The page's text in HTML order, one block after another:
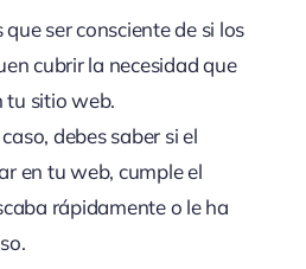
que ser consciente de si los
cubrir la necesidad que
tu sitio web.
debes saber si el
en tu web, cumple el
rápidamente o le ha